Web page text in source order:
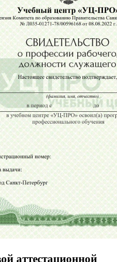
аттестационной